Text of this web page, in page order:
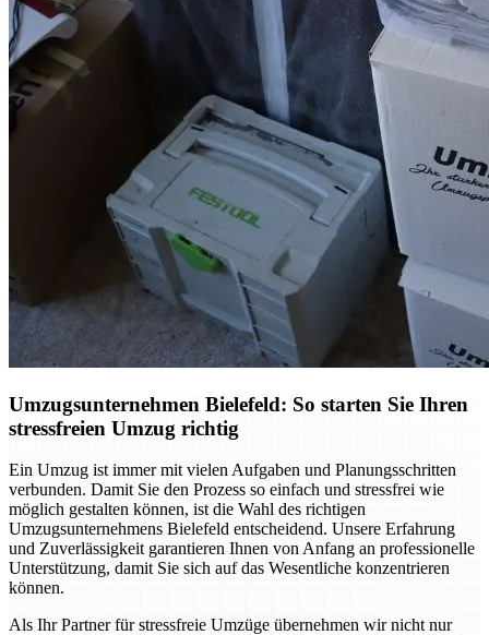
Umzugsunternehmen Bielefeld: So starten Sie Ihren
stressfreien Umzug richtig
Ein Umzug ist immer mit vielen Aufgaben und Planungsschritten
verbunden. Damit Sie den Prozess so einfach und stressfrei wie
möglich gestalten können, ist die Wahl des richtigen
Umzugsunternehmens Bielefeld entscheidend. Unsere Erfahrung
und Zuverlässigkeit garantieren Ihnen von Anfang an professionelle
Unterstützung, damit Sie sich auf das Wesentliche konzentrieren
können.
Als Ihr Partner für stressfreie Umzüge übernehmen wir nicht nur